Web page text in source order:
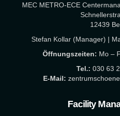
MEC METRO-ECE
12439
Stefan Kollar (Manager) |
Öffnungszeiten: Mo –
Tel.: 030 63
E-Mail:
Facility